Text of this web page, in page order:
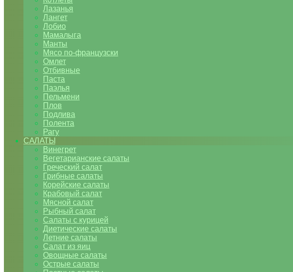
Лазанья
Лангет
Лобио
Мамалыга
Манты
Мясо по-французски
Омлет
Отбивные
Паста
Паэлья
Пельмени
Плов
Подлива
Полента
Рагу
САЛАТЫ
Винегрет
Вегетарианские салаты
Греческий салат
Грибные салаты
Корейские салаты
Крабовый салат
Мясной салат
Рыбный салат
Салаты с курицей
Диетические салаты
Летние салаты
Салат из яиц
Овощные салаты
Острые салаты